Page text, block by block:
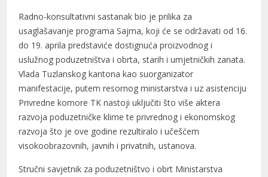
Radno-konsultativni sastanak bio je prilika za
usaglašavanje programa Sajma, koji će se održavati od 16.
do 19. aprila predstaviće dostignuća proizvodnog i
uslužnog poduzetništva i obrta, starih i umjetničkih zanata.
Vlada Tuzlanskog kantona kao suorganizator
manifestacije, putem resornog ministarstva i uz asistenciju
Privredne komore TK nastoji uključiti što više aktera
razvoja poduzetničke klime te privrednog i ekonomskog
razvoja što je ove godine rezultiralo i učešćem
visokoobrazovnih, javnih i privatnih, ustanova.
Stručni savjetnik za poduzetništvo i obrt Ministarstva